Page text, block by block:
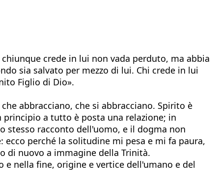
crede in lui non vada perduto, ma abbia
sia salvato per mezzo di lui. Chi crede in lui
Figlio di Dio».
abbracciano, che si abbracciano. Spirito è
principio a tutto è posta una relazione; in
stesso racconto dell'uomo, e il dogma non
perché la solitudine mi pesa e mi fa paura,
di nuovo a immagine della Trinità.
nella fine, origine e vertice dell'umano e del